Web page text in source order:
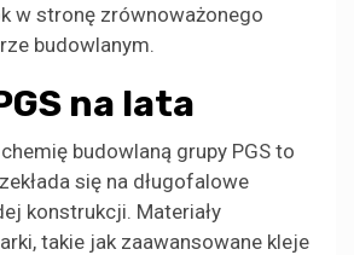
w stronę zrównoważonego
budowlanym.
na lata
budowlaną grupy PGS to
się na długofalowe
konstrukcji. Materiały
takie jak zaawansowane kleje